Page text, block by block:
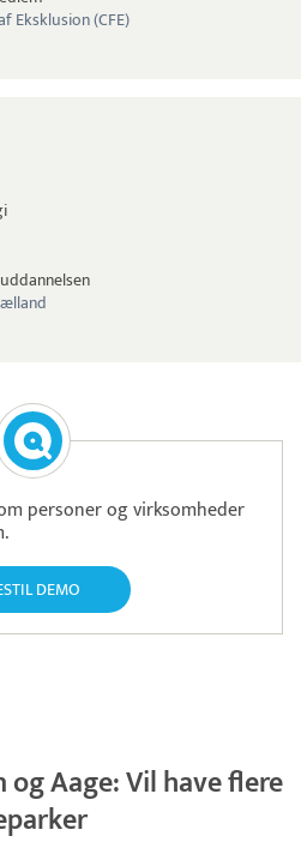
Eksklusion (CFE)
personer og virksomheder
DEMO
og Aage: Vil have flere